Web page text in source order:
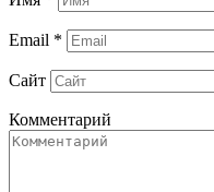
Email *
Сайт
Комментарий